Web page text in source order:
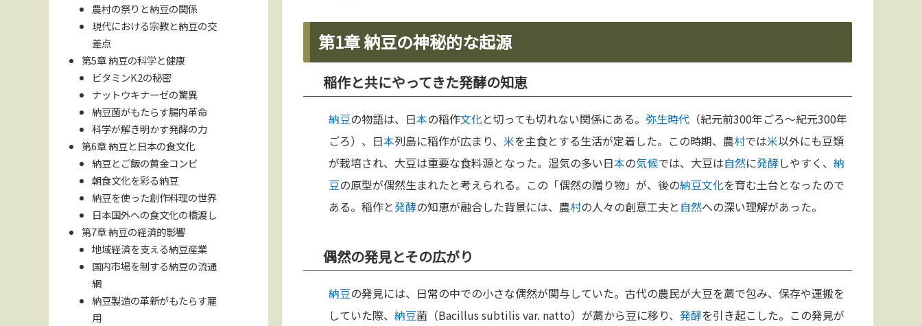
第1章 納豆の神秘的な起源
稲作と共にやってきた発酵の知恵
納豆の物語は、日本の稲作文化と切っても切れない関係にある。 弥生時代（紀元前300年ごろ～紀元300年
ごろ）、日本列島に稲作が広まり、 米を主食とする生活が定着した。この時期、農村では米以外にも豆類
が栽培され、大豆は重要な食料源となった。湿気の多い日本の気候では、大豆は自然に発酵しやすく、 納
豆の原型が偶然生まれたと考えられる。この「偶然の贈り物」が、後の納豆文化を育む土台となったので
ある。稲作と発酵の知恵が融合した背景には、農村の人々の創意工夫と 自然への深い理解があった。
偶然の発見とその広がり
納豆の発見には、日常の中での小さな偶然が関与していた。古代の農民が大豆を藁で包み、保存や運搬を
していた際、 納豆菌（Bacillus subtilis var. natto）が藁から豆に移り、 発酵を引き起こした。この発見が
農村の祭りと納豆の関係
現代における宗教と納豆の交
差点
第5章 納豆の科学と健康
ビタミンK2の秘密
ナットウキナーゼの驚異
納豆菌がもたらす腸内革命
科学が解き明かす発酵の力
第6章 納豆と日本の食文化
納豆とご飯の黄金コンビ
朝食文化を彩る納豆
納豆を使った創作料理の世界
日本国外への食文化の橋渡し
第7章 納豆の経済的影響
地域経済を支える納豆産業
国内市場を制する納豆の流通
網
納豆製造の革新がもたらす雇
用